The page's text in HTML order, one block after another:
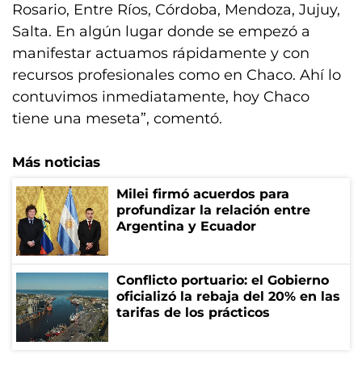
Rosario, Entre Ríos, Córdoba, Mendoza, Jujuy,
Salta. En algún lugar donde se empezó a
manifestar actuamos rápidamente y con
recursos profesionales como en Chaco. Ahí lo
contuvimos inmediatamente, hoy Chaco
tiene una meseta”, comentó.
Más noticias
Milei firmó acuerdos para
profundizar la relación entre
Argentina y Ecuador
Conflicto portuario: el Gobierno
oficializó la rebaja del 20% en las
tarifas de los prácticos